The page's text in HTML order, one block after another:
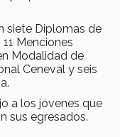
siete Diplomas de
Menciones
Modalidad de
Ceneval y seis
a los jóvenes que
sus egresados.